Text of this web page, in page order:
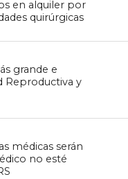
en alquiler por
quirúrgicas
grande e
Reproductiva y
médicas serán
no esté